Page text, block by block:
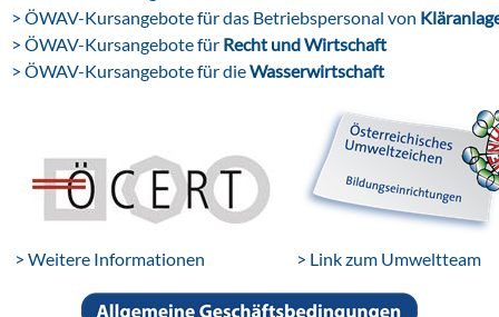
> ÖWAV-Kursangebote für das Betriebspersonal von
> ÖWAV-Kursangebote für Recht und Wirtschaft
> ÖWAV-Kursangebote für dieWasserwirtschaft
> Weitere Informationen > Link zum Umweltteam